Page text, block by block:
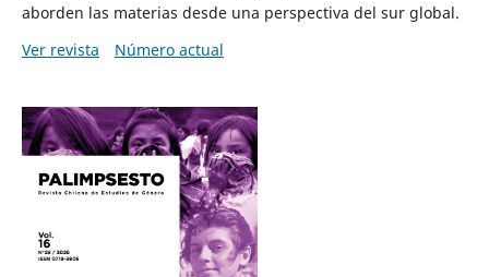
aborden las materias desde una perspectiva del sur global.
Ver revista
Número actual